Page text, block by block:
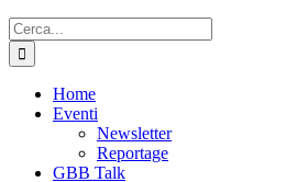
Cerca
per:
Home
Eventi
Newsletter
Reportage
GBB Talk